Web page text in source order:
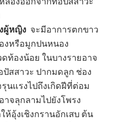
ผู้หญิง จะมีอาการตกขาว
งหรือมูกปนหนอง
ท้องน้อย ในบางรายอาจ
สสาวะ ปากมดลูก ช่อง
นแรงไปถึงเกิดฝีที่ต่อม
าจลุกลามไปยังโพรง
อุ้งเชิงกรานอักเสบ ต้น